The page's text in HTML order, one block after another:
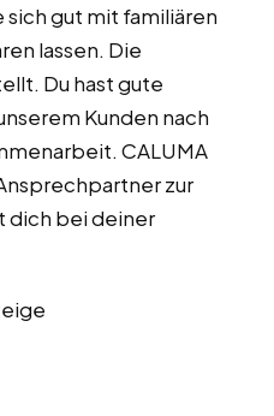
gut mit familiären
lassen. Die
Du hast gute
Kunden nach
CALUMA
zur
dich bei deiner